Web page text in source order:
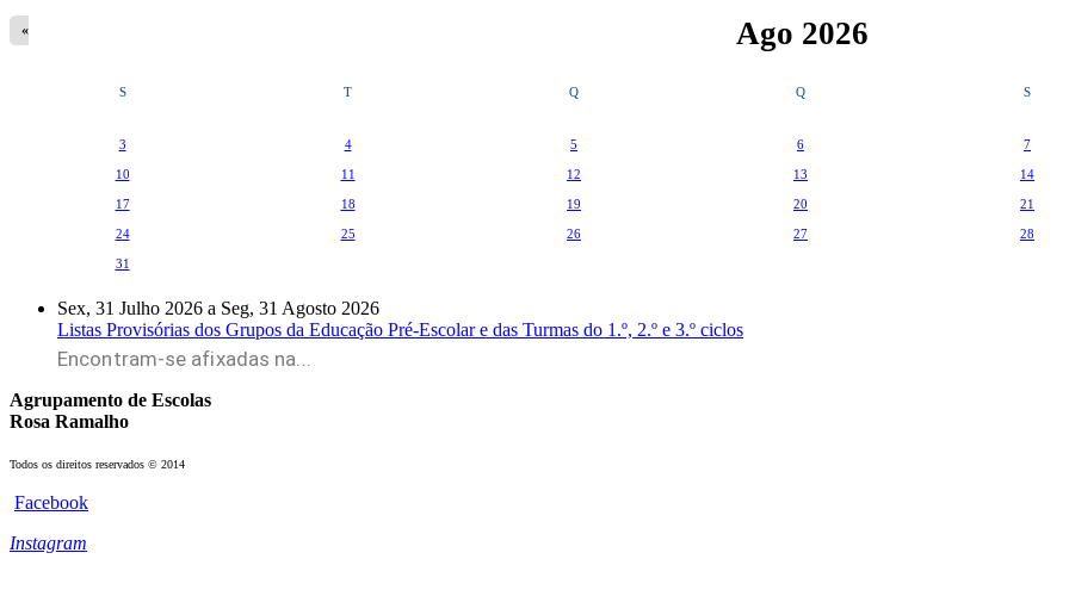
Ago 2026
«
S T Q Q S
3 4 5 6 7
10 11 12 13 14
17 18 19 20 21
24 25 26 27 28
31
Sex, 31 Julho 2026 a Seg, 31 Agosto 2026
Listas Provisórias dos Grupos da Educação Pré-Escolar e das Turmas do 1.º, 2.º e 3.º ciclos
Encontram-se afixadas na...
Agrupamento de Escolas
Rosa Ramalho
Todos os direitos reservados © 2014
Facebook
Instagram